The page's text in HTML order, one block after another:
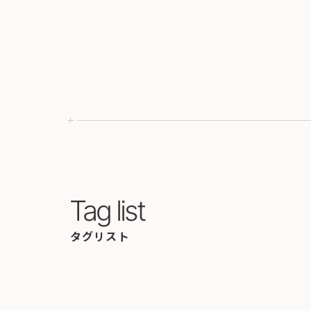
Tag list
タグリスト